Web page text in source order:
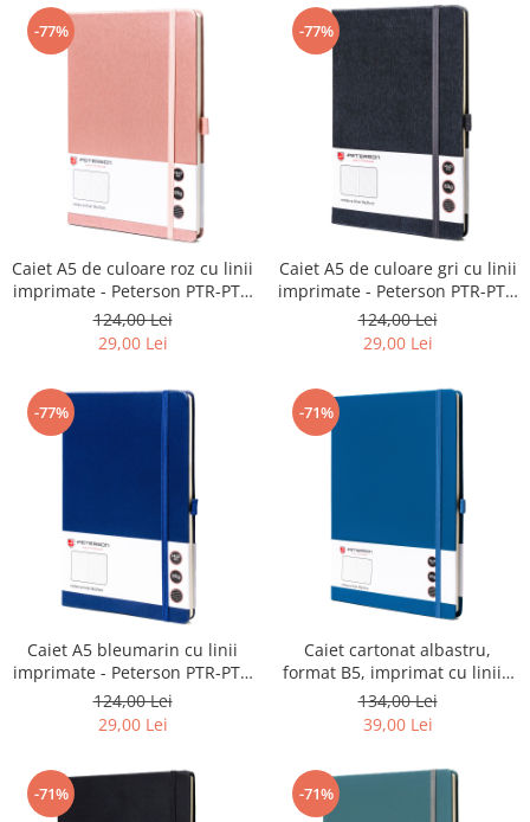
-77%
Caiet A5 de culoare roz cu linii
imprimate - Peterson PTR-PTN
NOT-6-LN-Q2-8716
124,00 Lei
29,00 Lei
-77%
Caiet A5 de culoare gri cu linii
imprimate - Peterson PTR-PTN
NOT-6-LN-Q2-8754
124,00 Lei
29,00 Lei
-77%
Caiet A5 bleumarin cu linii
imprimate - Peterson PTR-PTN
NOT-6-LN-Q2-8792
124,00 Lei
29,00 Lei
-71%
Caiet cartonat albastru,
format B5, imprimat cu linii -
Peterson PTR-PTN NOT-6-LN-
51-9065
134,00 Lei
39,00 Lei
-71% -71%